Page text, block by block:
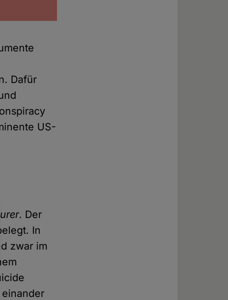
Dafür
US-
. Der
In
zwar im